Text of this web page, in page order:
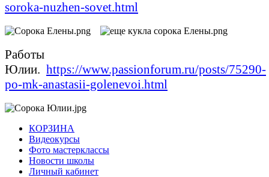
soroka-nuzhen-sovet.html
Работы
Юлии. https://www.passionforum.ru/posts/75290-
po-mk-anastasii-golenevoi.html
КОРЗИНА
Видеокурсы
Фото мастерклассы
Новости школы
Личный кабинет